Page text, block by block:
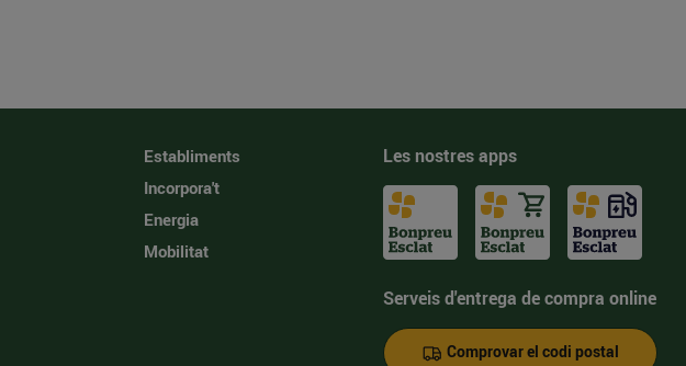
Establiments
Incorpora't
Energia
Mobilitat
Les nostres apps
Serveis d'entrega de compra online
Comprovar el codi postal